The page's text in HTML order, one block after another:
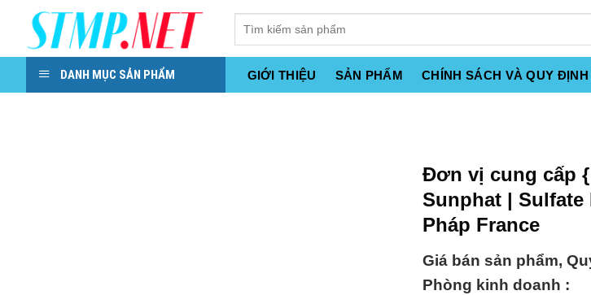
content
DANH MỤC SẢN PHẨM GIỚI THIỆU SẢN PHẨM CHÍNH SÁCH VÀ QUY ĐỊNH
Đơn vị cung cấp
Sunphat | Sulfate
Pháp France
Giá bán sản phẩm,
Phòng kinh doanh :